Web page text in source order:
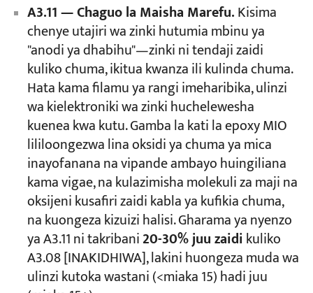
A3.11 — Chaguo la Maisha Marefu.Kisima
chenye utajiri wa zinki hutumia mbinu ya
"anodi ya dhabihu"—zinki ni tendaji zaidi
kuliko chuma, ikitua kwanza ili kulinda chuma.
Hata kama filamu ya rangi imeharibika, ulinzi
wa kielektroniki wa zinki huchelewesha
kuenea kwa kutu. Gamba la kati la epoxy MIO
lililoongezwa lina oksidi ya chuma ya mica
inayofanana na vipande ambayo huingiliana
kama vigae, na kulazimisha molekuli za maji na
oksijeni kusafiri zaidi kabla ya kufikia chuma,
na kuongeza kizuizi halisi. Gharama ya nyenzo
ya A3.11 ni takribani20-30% juu zaidikuliko
A3.08 [INAKIDHIWA], lakini huongeza muda wa
ulinzi kutoka wastani (<miaka 15) hadi juu